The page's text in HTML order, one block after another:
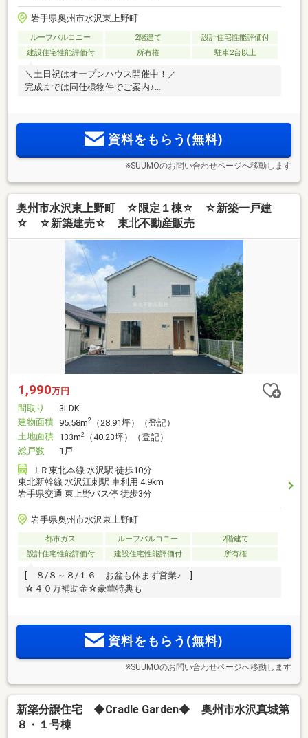
岩手県奥州市水沢東上野町
ルーフバルコニー 2階建て
設計住宅性能評価付
建設住宅性能評価付
所有権 駐車2台以上
＼土日祝はオープンハウス開催中！／
完成までは同仕様物件でご案内♪
資料をもらう(無料)
※SUUMOのお問い合わせページへ移動します
奥州市水沢東上野町 ☆限定１棟☆ ☆新築一戸建
☆ ☆新築建売☆ 東北不動産販売
1,990万円
間取り
3LDK
建物面積 95.58m2
（28.91坪）（登記）
土地面積 133m2
（40.23坪）（登記）
総戸数
1戸
ＪＲ東北本線 水沢駅 徒歩10分
東北新幹線 水沢江刺駅 車利用 4.9km
岩手県交通 東上野バス停 徒歩3分
岩手県奥州市水沢東上野町
都市ガス ルーフバルコニー
2階建て
設計住宅性能評価付
建設住宅性能評価付 所有権
[ ８/８～８/１６ お盆も休まず営業♪ ]
☆４０万補助金☆豪華特典も
資料をもらう(無料)
※SUUMOのお問い合わせページへ移動します
新築分譲住宅 ◆Cradle Garden◆ 奥州市水沢真城第
８・１号棟